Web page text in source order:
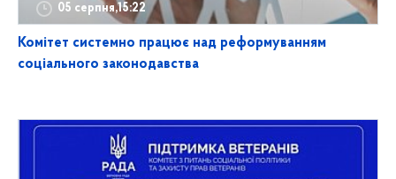
05 серпня,15:22
Комітет системно працює над реформуванням
соціального законодавства